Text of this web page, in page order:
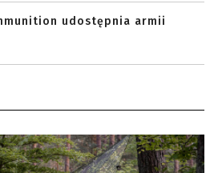
udostępnia armii